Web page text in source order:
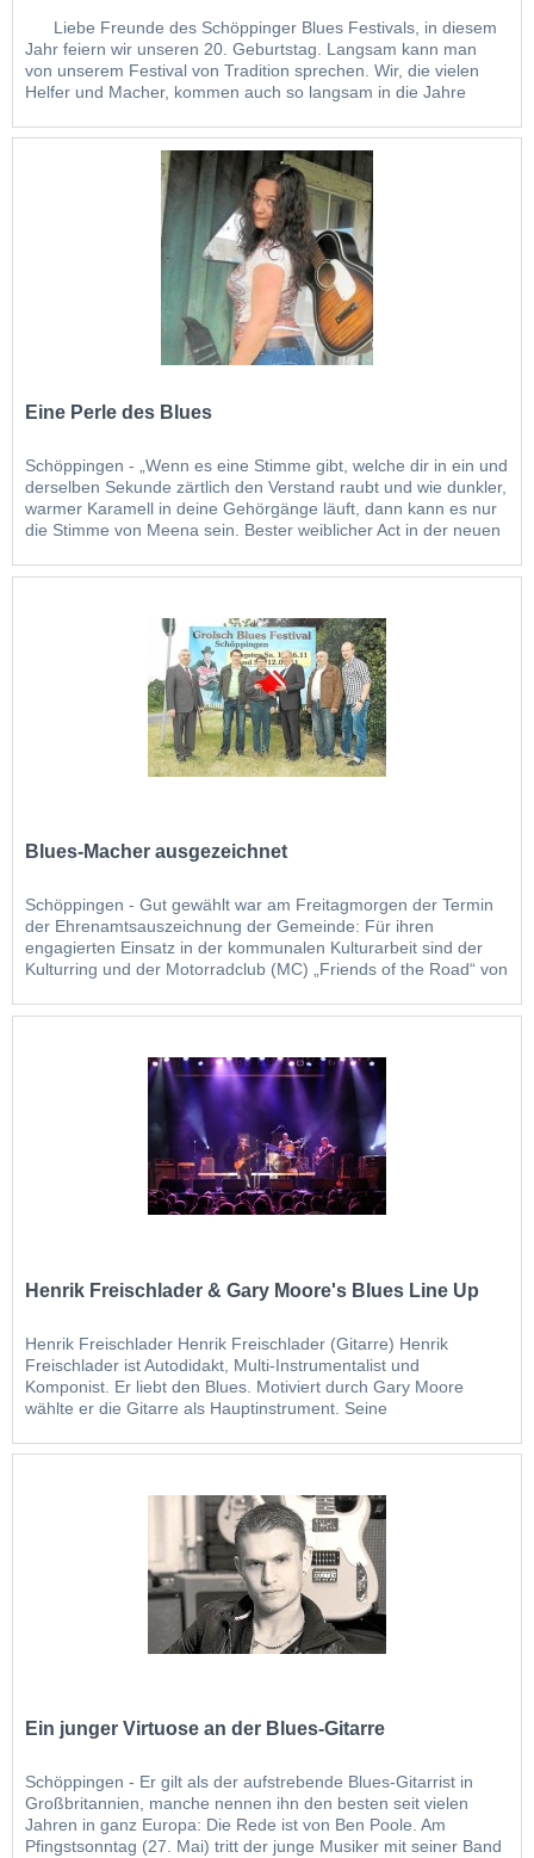
Liebe Freunde des Schöppinger Blues Festivals, in diesem
Jahr feiern wir unseren 20. Geburtstag. Langsam kann man
von unserem Festival von Tradition sprechen. Wir, die vielen
Helfer und Macher, kommen auch so langsam in die Jahre
werden immer jünger....
Eine Perle des Blues
Schöppingen - „Wenn es eine Stimme gibt, welche dir in ein und
derselben Sekunde zärtlich den Verstand raubt und wie dunkler,
warmer Karamell in deine Gehörgänge läuft, dann kann es nur
die Stimme von Meena sein. Bester weiblicher Act in der neuen
Schöppingen die...
Blues-Macher ausgezeichnet
Schöppingen - Gut gewählt war am Freitagmorgen der Termin
der Ehrenamtsauszeichnung der Gemeinde: Für ihren
engagierten Einsatz in der kommunalen Kulturarbeit sind der
Kulturring und der Motorradclub (MC) „Friends of the Road“ von
Richard Hölscher und seine Mitstreiter...
Henrik Freischlader & Gary Moore's Blues Line Up
Henrik Freischlader Henrik Freischlader (Gitarre) Henrik
Freischlader ist Autodidakt, Multi-Instrumentalist und
Komponist. Er liebt den Blues. Motiviert durch Gary Moore
wählte er die Gitarre als Hauptinstrument. Seine
treuen Fans. Als Support für Joe Bonamassa in 2006 erhält er...
Ein junger Virtuose an der Blues-Gitarre
Schöppingen - Er gilt als der aufstrebende Blues-Gitarrist in
Großbritannien, manche nennen ihn den besten seit vielen
Jahren in ganz Europa: Die Rede ist von Ben Poole. Am
Pfingstsonntag (27. Mai) tritt der junge Musiker mit seiner Band